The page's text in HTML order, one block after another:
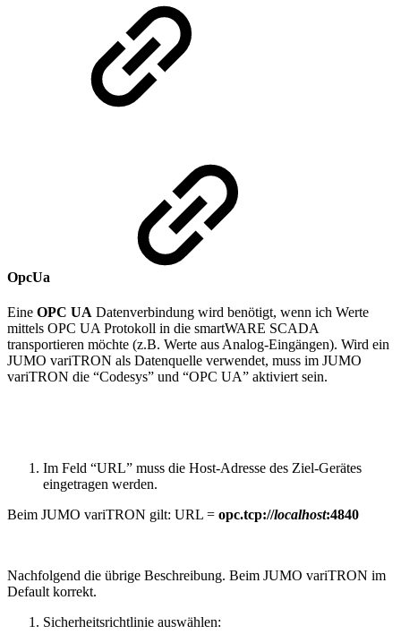
OpcUa
Eine OPC UA Datenverbindung wird benötigt, wenn ich Werte
mittels OPC UA Protokoll in die smartWARE SCADA
transportieren möchte (z.B. Werte aus Analog-Eingängen). Wird ein
JUMO variTRON als Datenquelle verwendet, muss im JUMO
variTRON die “Codesys” und “OPC UA” aktiviert sein.
Im Feld “URL” muss die Host-Adresse des Ziel-Gerätes
eingetragen werden.
Beim JUMO variTRON gilt: URL = opc.tcp://localhost:4840
Nachfolgend die übrige Beschreibung. Beim JUMO variTRON im
Default korrekt.
Sicherheitsrichtlinie auswählen: